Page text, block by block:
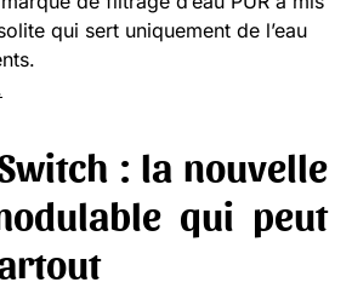
qui sert uniquement de l’eau
: la nouvelle
qui peut